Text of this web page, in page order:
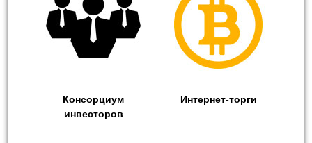
Консорциум
инвесторов
Интернет-торги